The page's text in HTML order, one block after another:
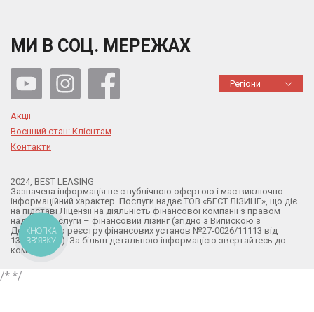
МИ В СОЦ. МЕРЕЖАХ
Регіони
Акції
Воєнний стан: Клієнтам
Контакти
2024, BEST LEASING
Зазначена інформація не є публічною офертою і має виключно
інформаційний характер. Послуги надає ТОВ «БЕСТ ЛІЗИНГ», що діє
на підставі Ліцензії на діяльність фінансової компанії з правом
надання послуги – фінансовий лізинг (згідно з Випискою з
Державного реєстру фінансових установ №27-0026/11113 від
13.02.2024р.). За більш детальною інформацією звертайтесь до
компанії.
/* */
КНОПКА
ЗВ'ЯЗКУ